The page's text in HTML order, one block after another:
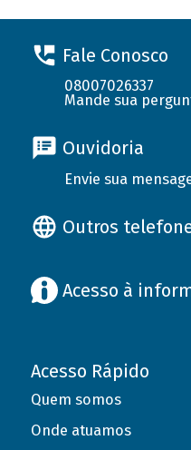
Fale Conosco
08007026337
Mande sua
Ouvidoria
Envie sua
Outros
Acesso à
Acesso Rápido
Quem somos
Onde atuamos